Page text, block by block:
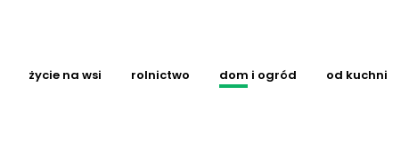
życie na wsi rolnictwo dom i ogród od kuchni